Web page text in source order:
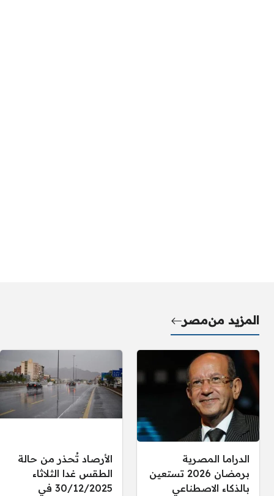
المزيد منمصر
الدراما المصرية
برمضان 2026 تستعين
بالذكاء الاصطناعي
الأرصاد تُحذر من حالة
الطقس غدا الثلاثاء
30/12/2025 في